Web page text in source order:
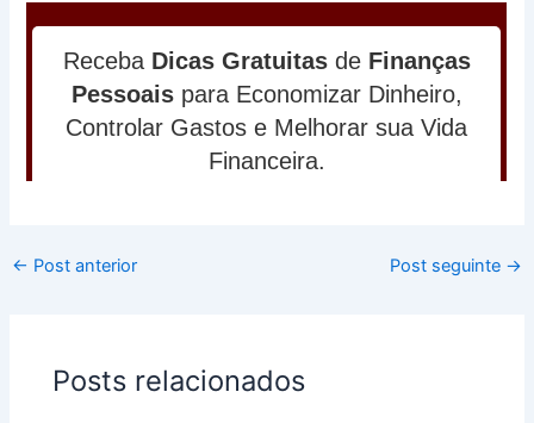
← Post anterior Post seguinte →
Posts relacionados